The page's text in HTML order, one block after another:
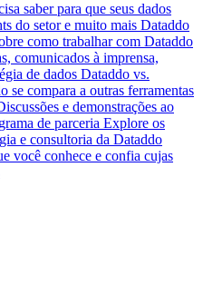
saber para que seus dados
do setor e muito mais Dataddo
como trabalhar com Dataddo
comunicados à imprensa,
de dados Dataddo vs.
se compara a outras ferramentas
e demonstrações ao
de parceria Explore os
e consultoria da Dataddo
você conhece e confia cujas